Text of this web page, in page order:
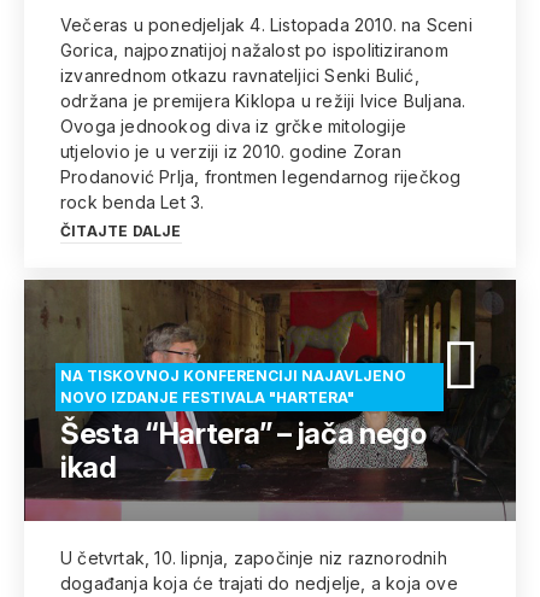
Večeras u ponedjeljak 4. Listopada 2010. na Sceni
Gorica, najpoznatijoj nažalost po ispolitiziranom
izvanrednom otkazu ravnateljici Senki Bulić,
održana je premijera Kiklopa u režiji Ivice Buljana.
Ovoga jednookog diva iz grčke mitologije
utjelovio je u verziji iz 2010. godine Zoran
Prodanović Prlja, frontmen legendarnog riječkog
rock benda Let 3.
ČITAJTE DALJE
NA TISKOVNOJ KONFERENCIJI NAJAVLJENO
NOVO IZDANJE FESTIVALA "HARTERA"
Šesta “Hartera” – jača nego
ikad
U četvrtak, 10. lipnja, započinje niz raznorodnih
događanja koja će trajati do nedjelje, a koja ove